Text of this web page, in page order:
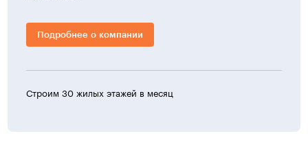
Подробнее о компании
Строим 30 жилых этажей в месяц